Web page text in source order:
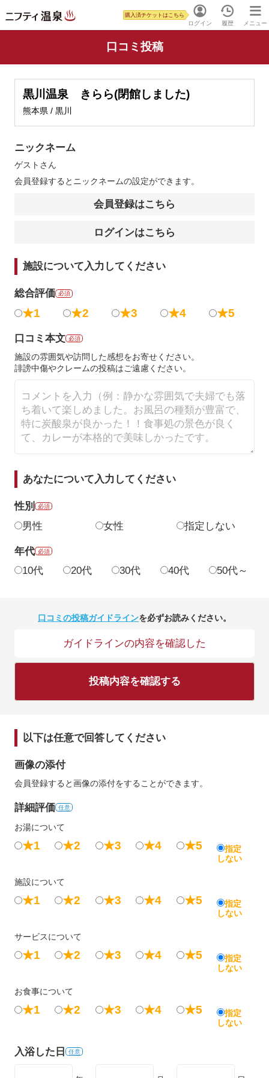
ログイン
購入済チケットはこちら
履歴 メニュー
口コミ投稿
黒川温泉 きらら(閉館しました)
熊本県 / 黒川
ニックネーム
ゲスト さん
会員登録するとニックネームの設定ができます。
会員登録はこちら
ログインはこちら
施設について入力してください
総合評価 必須
★1 ★2 ★3 ★4 ★5
口コミ本文 必須
施設の雰囲気や訪問した感想をお寄せください。
誹謗中傷やクレームの投稿はご遠慮ください。
あなたについて入力してください
性別 必須
男性 女性 指定しない
年代 必須
10代 20代 30代 40代 50代～
口コミの投稿ガイドラインを必ずお読みください。
ガイドラインの内容を確認した
投稿内容を確認する
以下は任意で回答してください
画像の添付
会員登録すると画像の添付をすることができます。
詳細評価 任意
お湯について
★1 ★2 ★3 ★4 ★5
指定
しない
施設について
★1 ★2 ★3 ★4 ★5
指定
しない
サービスについて
★1 ★2 ★3 ★4 ★5
指定
しない
お食事について
★1 ★2 ★3 ★4 ★5
指定
しない
入浴した日 任意